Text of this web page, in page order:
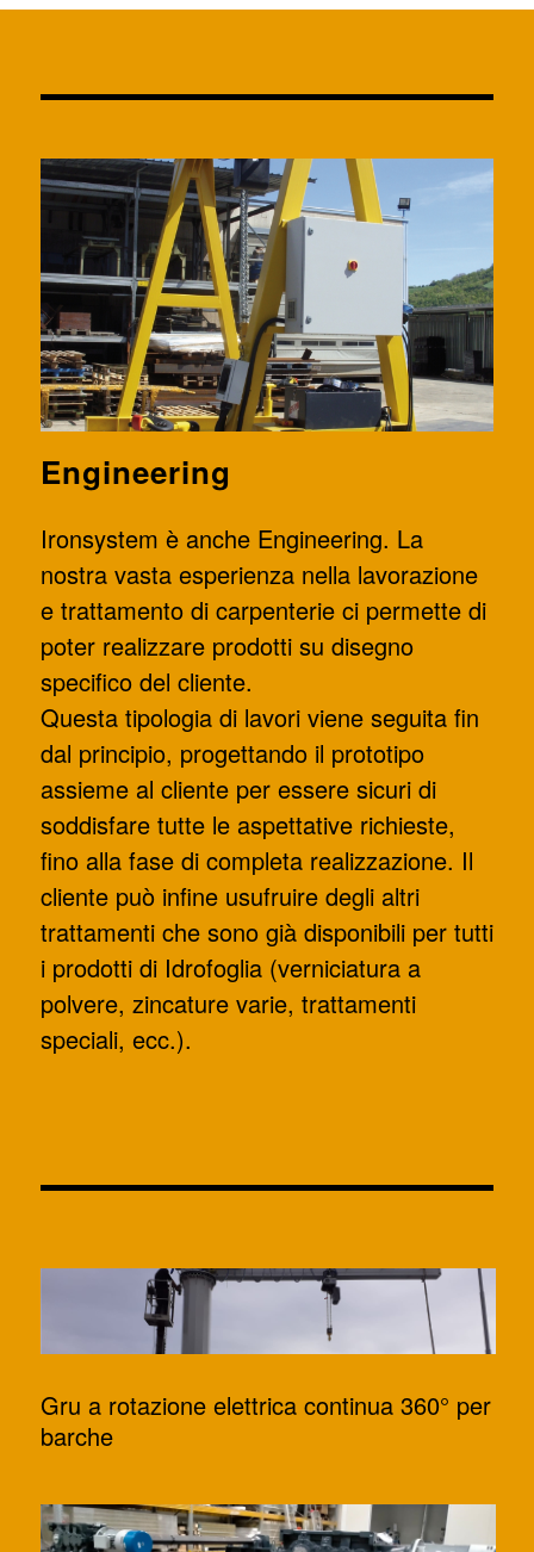
Engineering
Ironsystem è anche Engineering. La
nostra vasta esperienza nella lavorazione
e trattamento di carpenterie ci permette di
poter realizzare prodotti su disegno
specifico del cliente.
Questa tipologia di lavori viene seguita fin
dal principio, progettando il prototipo
assieme al cliente per essere sicuri di
soddisfare tutte le aspettative richieste,
fino alla fase di completa realizzazione. Il
cliente può infine usufruire degli altri
trattamenti che sono già disponibili per tutti
i prodotti di Idrofoglia (verniciatura a
polvere, zincature varie, trattamenti
speciali, ecc.).
Gru a rotazione elettrica continua 360° per
barche